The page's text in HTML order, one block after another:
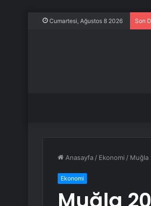
Cumartesi, Ağustos 8 2026 Son
Anasayfa / Ekonomi / Muğla
Ekonomi
Muğla